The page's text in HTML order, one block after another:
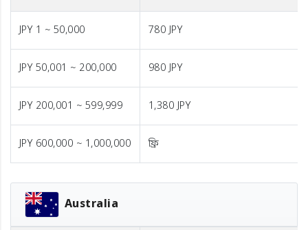
JPY 1 ~ 50,000 780 JPY
JPY 50,001 ~ 200,000 980 JPY
JPY 200,001 ~ 599,999 1,380 JPY
JPY 600,000 ~ 1,000,000 ফ্রি
Australia